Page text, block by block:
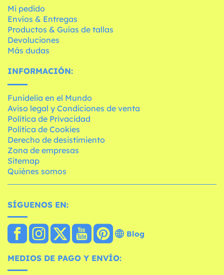
Mi pedido
Envíos & Entregas
Productos & Guías de tallas
Devoluciones
Más dudas
INFORMACIÓN:
Funidelia en el Mundo
Aviso legal y Condiciones de venta
Política de Privacidad
Política de Cookies
Derecho de desistimiento
Zona de empresas
Sitemap
Quiénes somos
SÍGUENOS EN:
Blog
MEDIOS DE PAGO Y ENVÍO: